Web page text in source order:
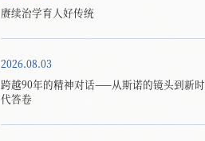
赓续治学育人好传统
2026.08.03
跨越90年的精神对话——从斯诺的镜头到新时
代答卷